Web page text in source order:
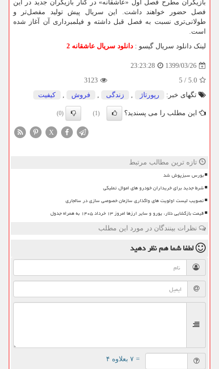
بازیگران مطرح فصل اول «عاشقانه» در کنار بازیگران جدید در این
فصل حضور خواهند داشت. این سریال پیش تولید مفصل‌تر و
طولانی‌تری نسبت به فصل قبل داشته و فیلمبرداری آن آغاز شده
است.
لینک دانلود سریال گیسو : دانلود سریال عاشقانه 2
1399/03/26
23:23:28
5.0
/
5
3123
تگهای خبر:
رپورتاژ , زندگی , فروش , كیفیت
این مطلب را می پسندید؟ (1)
(0)
X
تازه ترین مطالب مرتبط
بورس سبزپوش شد
شرط جدید برای خریداران خودرو های اموال تملیکی
تصویب لیست اولویت های واگذاری سازمان خصوصی سازی در سالجاری
قیمت بازگشایی دلار، یورو و سایر ارزها امروز ۱۳ خرداد ۱۴۰۵ به همراه جدول
نظرات بینندگان در مورد این مطلب
لطفا شما همنظر دهید
= ۷ بعلاوه ۴